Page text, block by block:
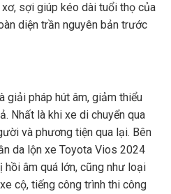
sợi giúp kéo dài tuổi thọ của
diện trần nguyên bản trước
giải pháp hút âm, giảm thiểu
Nhất là khi xe di chuyển qua
và phương tiện qua lại. Bên
da lộn xe Toyota Vios 2024
âm quá lớn, cũng như loại
cộ, tiếng công trình thi công